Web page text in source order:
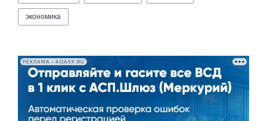
экономика
РЕКЛАМА • AOASP.RU